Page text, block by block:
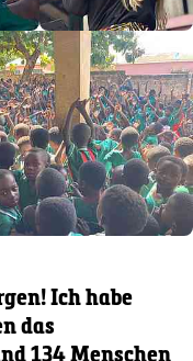
Ich habe
das
134 Menschen